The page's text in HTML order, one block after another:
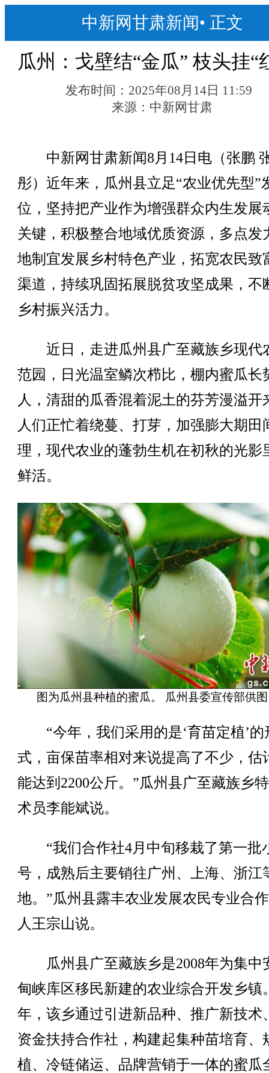
中新网甘肃新闻• 正文
瓜州：戈壁结“金瓜” 枝头挂“
发布时间： 2025年08月14日 11:59
来源： 中新网甘肃
中新网甘肃新闻8月14日电（张鹏
彤）近年来，瓜州县立足“农业优先型”
位，坚持把产业作为增强群众内生发展
关键，积极整合地域优质资源，多点发
地制宜发展乡村特色产业，拓宽农民致
渠道，持续巩固拓展脱贫攻坚成果，不
乡村振兴活力。
近日，走进瓜州县广至藏族乡现代
范园，日光温室鳞次栉比，棚内蜜瓜长
人，清甜的瓜香混着泥土的芬芳漫溢开
人们正忙着绕蔓、打芽，加强膨大期田
理，现代农业的蓬勃生机在初秋的光影
鲜活。
图为瓜州县种植的蜜瓜。 瓜州县委宣传部供图
“今年，我们采用的是‘育苗定植’的
式，亩保苗率相对来说提高了不少，估
能达到2200公斤。”瓜州县广至藏族乡
术员李能斌说。
“我们合作社4月中旬移栽了第一批
号，成熟后主要销往广州、上海、浙江
地。”瓜州县露丰农业发展农民专业合
人王宗山说。
瓜州县广至藏族乡是2008年为集中
甸峡库区移民新建的农业综合开发乡镇
年，该乡通过引进新品种、推广新技术
资金扶持合作社，构建起集种苗培育、
植、冷链储运、品牌营销于一体的蜜瓜